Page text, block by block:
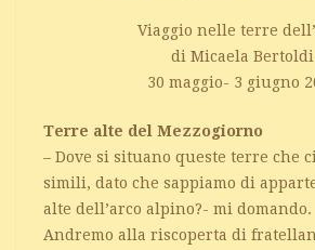
Viaggio nelle terre
di Micaela Bertoldi
30 maggio- 3 giugno
Terre alte del Mezzogiorno
– Dove si situano queste terre che
simili, dato che sappiamo di
alte dell’arco alpino?- mi domando.
Andremo alla riscoperta di